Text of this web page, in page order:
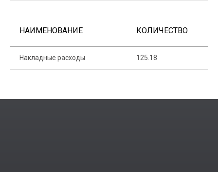
НАИМЕНОВАНИЕ КОЛИЧЕСТВО
Накладные расходы 125.18